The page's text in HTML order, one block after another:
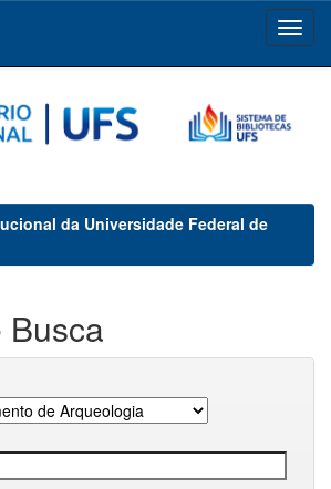
da Universidade Federal de
Busca